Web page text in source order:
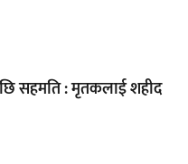
सहमति : मृतकलाई शहीद